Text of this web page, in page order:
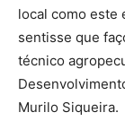
local como este
sentisse que
técnico
Murilo Siqueira.